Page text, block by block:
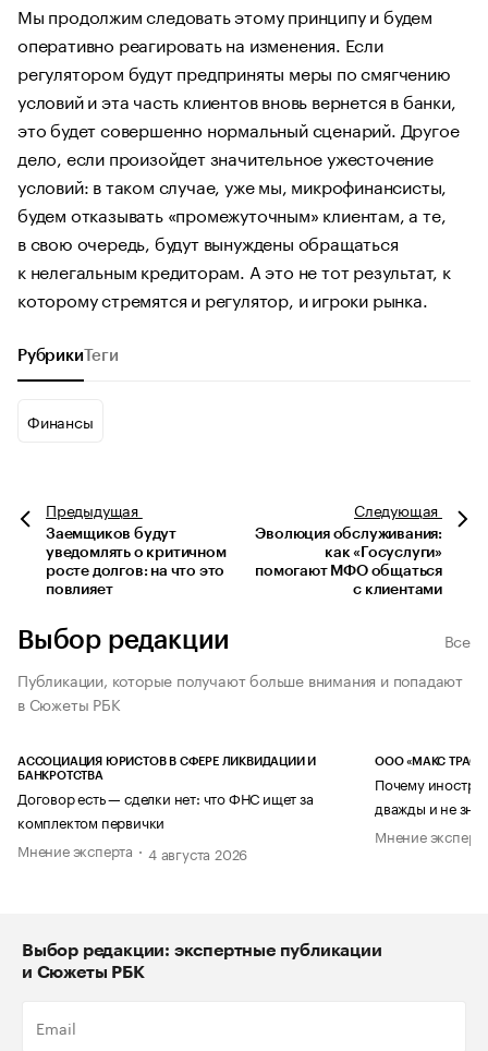
Мы продолжим следовать этому принципу и будем
оперативно реагировать на изменения. Если
регулятором будут предприняты меры по смягчению
условий и эта часть клиентов вновь вернется в банки,
это будет совершенно нормальный сценарий. Другое
дело, если произойдет значительное ужесточение
условий: в таком случае, уже мы, микрофинансисты,
будем отказывать «промежуточным» клиентам, а те,
в свою очередь, будут вынуждены обращаться
к нелегальным кредиторам. А это не тот результат, к
которому стремятся и регулятор, и игроки рынка.
Рубрики Теги
Финансы
Предыдущая
Заемщиков будут
уведомлять о критичном
росте долгов: на что это
повлияет
Следующая
Эволюция обслуживания:
как «Госуслуги»
помогают МФО общаться
с клиентами
Выбор редакции
Все
Публикации, которые получают больше внимания и попадают
в Сюжеты РБК
АССОЦИАЦИЯ ЮРИСТОВ В СФЕРЕ ЛИКВИДАЦИИ И
БАНКРОТСТВА
Договор есть — сделки нет: что ФНС ищет за
комплектом первички
Мнение эксперта
4 августа 2026
ООО «МАКС ТРАСТ»
Почему
дважды и не
Мнение
Выбор редакции: экспертные публикации
и Сюжеты РБК